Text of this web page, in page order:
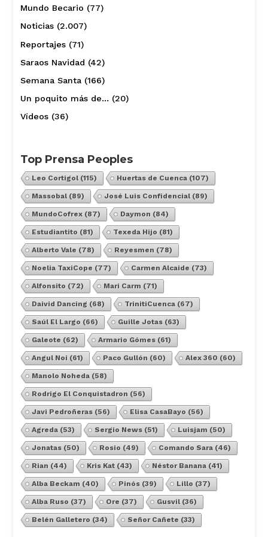
Mundo Becario (77)
Noticias(2.007)
Reportajes(71)
Saraos Navidad (42)
Semana Santa(166)
Un poquito más de… (20)
Vídeos(36)
Top Prensa Peoples
Leo Cortigol(115) Huertas de Cuenca(107)
Massobal(89) José Luis Confidencial(89)
MundoCofrex(87) Daymon (84)
Estudiantito (81) Texeda Hijo (81)
Alberto Vale (78) Reyesmen (78)
Noelia TaxiCope (77) Carmen Alcaide (73)
Alfonsito (72) Mari Carm (71)
Daivid Dancing (68) TrinitiCuenca(67)
Saúl El Largo (66) Guille Jotas(63)
Galeote (62) Armario Gómes(61)
Angul Noi (61) Paco Gullón (60) Alex 360 (60)
Manolo Noheda(58)
Rodrigo El Conquistadron (56)
Javi Pedroñeras(56) Elisa CasaBayo (56)
Agreda(53) Sergio News(51) Luisjam (50)
Jonatas(50) Rosio (49) Comando Sara(46)
Rian (44) Kris Kat(43) Néstor Banana(41)
Alba Beckam (40) Pinós(39) Lillo (37)
Alba Ruso (37) Ore (37) Gusvil(36)
Belén Galletero (34) Señor Cañete (33)